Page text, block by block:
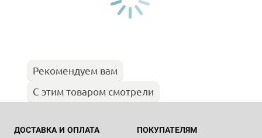
Рекомендуем вам
С этим товаром смотрели
ДОСТАВКА И ОПЛАТА ПОКУПАТЕЛЯМ